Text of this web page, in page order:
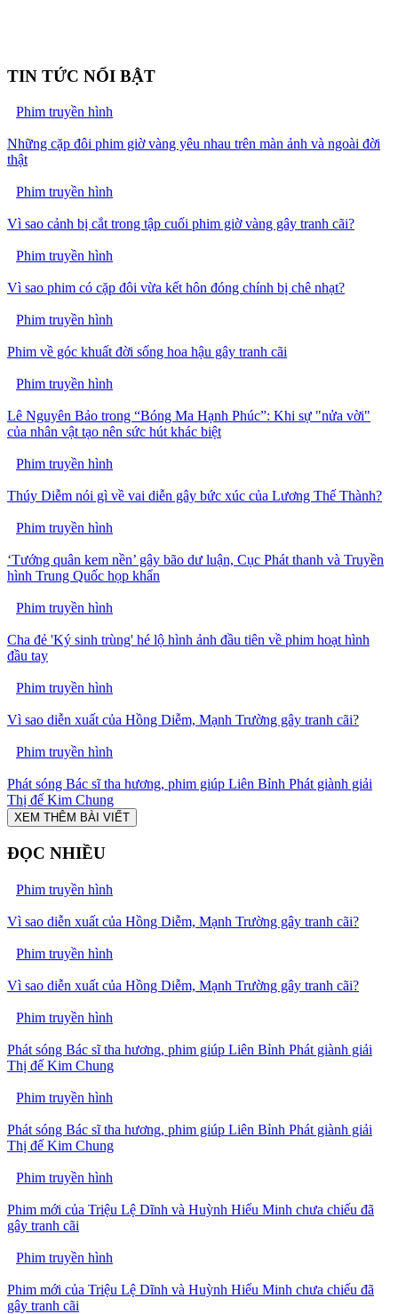
TIN TỨC NỔI BẬT
Phim truyền hình
Những cặp đôi phim giờ vàng yêu nhau trên màn ảnh và ngoài đời
thật
Phim truyền hình
Vì sao cảnh bị cắt trong tập cuối phim giờ vàng gây tranh cãi?
Phim truyền hình
Vì sao phim có cặp đôi vừa kết hôn đóng chính bị chê nhạt?
Phim truyền hình
Phim về góc khuất đời sống hoa hậu gây tranh cãi
Phim truyền hình
Lê Nguyên Bảo trong “Bóng Ma Hạnh Phúc”: Khi sự "nửa vời"
của nhân vật tạo nên sức hút khác biệt
Phim truyền hình
Thúy Diễm nói gì về vai diễn gây bức xúc của Lương Thế Thành?
Phim truyền hình
‘Tướng quân kem nền’ gây bão dư luận, Cục Phát thanh và Truyền
hình Trung Quốc họp khẩn
Phim truyền hình
Cha đẻ 'Ký sinh trùng' hé lộ hình ảnh đầu tiên về phim hoạt hình
đầu tay
Phim truyền hình
Vì sao diễn xuất của Hồng Diễm, Mạnh Trường gây tranh cãi?
Phim truyền hình
Phát sóng Bác sĩ tha hương, phim giúp Liên Bỉnh Phát giành giải
Thị đế Kim Chung
XEM THÊM BÀI VIẾT
ĐỌC NHIỀU
Phim truyền hình
Vì sao diễn xuất của Hồng Diễm, Mạnh Trường gây tranh cãi?
Phim truyền hình
Vì sao diễn xuất của Hồng Diễm, Mạnh Trường gây tranh cãi?
Phim truyền hình
Phát sóng Bác sĩ tha hương, phim giúp Liên Bỉnh Phát giành giải
Thị đế Kim Chung
Phim truyền hình
Phát sóng Bác sĩ tha hương, phim giúp Liên Bỉnh Phát giành giải
Thị đế Kim Chung
Phim truyền hình
Phim mới của Triệu Lệ Dĩnh và Huỳnh Hiểu Minh chưa chiếu đã
gây tranh cãi
Phim truyền hình
Phim mới của Triệu Lệ Dĩnh và Huỳnh Hiểu Minh chưa chiếu đã
gây tranh cãi